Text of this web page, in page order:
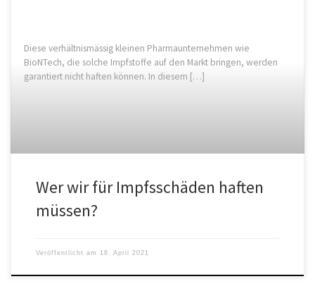
Diese verhältnismässig kleinen Pharmaunternehmen wie
BioNTech, die solche Impfstoffe auf den Markt bringen, werden
garantiert nicht haften können. In diesem […]
Wer wir für Impfsschäden haften
müssen?
Veröffentlicht am 18. April 2021